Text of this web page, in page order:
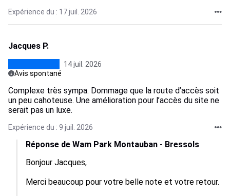
Expérience du : 17 juil. 2026
Jacques P.
14 juil. 2026
Avis spontané
Complexe très sympa. Dommage que la route d’accès soit
un peu cahoteuse. Une amélioration pour l’accès du site ne
serait pas un luxe.
Expérience du : 9 juil. 2026
Réponse de Wam Park Montauban - Bressols
Bonjour Jacques,
Merci beaucoup pour votre belle note et votre retour.